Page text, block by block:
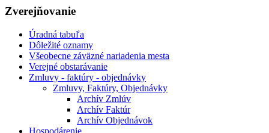
Zverejňovanie
Úradná tabuľa
Dôležité oznamy
Všeobecne záväzné nariadenia mesta
Verejné obstarávanie
Zmluvy - faktúry - objednávky
Zmluvy, Faktúry, Objednávky
Archív Zmlúv
Archív Faktúr
Archív Objednávok
Hospodárenie